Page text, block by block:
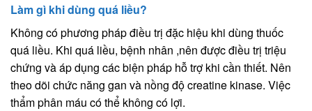
Làm gì khi dùng quá liều?
Không có phương pháp điều trị đặc hiệu khi dùng thuốc
quá liều. Khi quá liều, bệnh nhân ,nên được điều trị triệu
chứng và áp dụng các biện pháp hỗ trợ khi cần thiết. Nên
theo dõi chức năng gan và nồng độ creatine kinase. Việc
thẩm phân máu có thể không có lợi.